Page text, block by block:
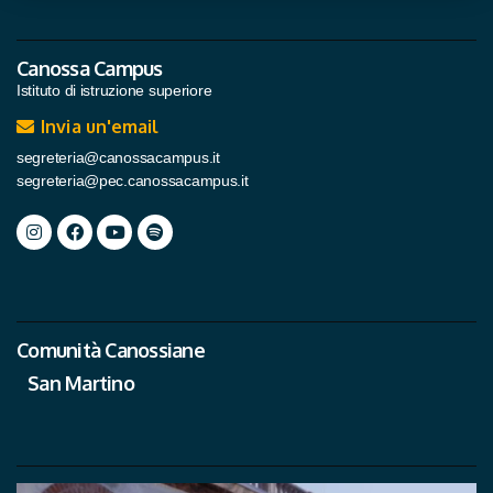
Canossa Campus
Istituto di istruzione superiore
Invia un'email
segreteria@canossacampus.it
segreteria@pec.canossacampus.it
Comunità Canossiane
San Martino